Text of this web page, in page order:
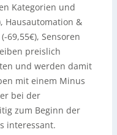
Kategorien und
Hausautomation &
69,55€), Sensoren
preislich
und werden damit
mit einem Minus
bei der
zum Beginn der
interessant.